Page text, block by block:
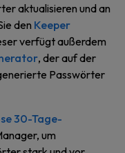
aktualisieren und an
den Keeper
verfügt außerdem
, der auf der
Passwörter
30-Tage-
um